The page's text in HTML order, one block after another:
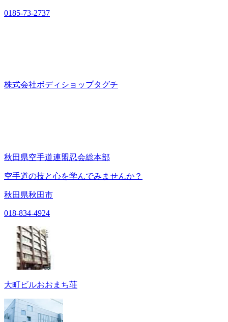
0185-73-2737
株式会社ボディショップタグチ
秋田県空手道連盟忍会総本部
空手道の技と心を学んでみませんか？
秋田県秋田市
018-834-4924
大町ビルおおまち荘